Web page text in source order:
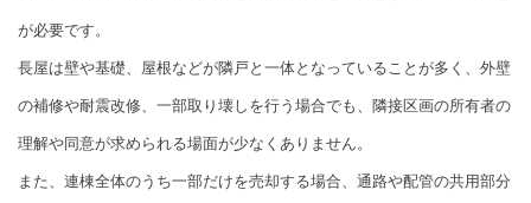
が必要です。
長屋は壁や基礎、屋根などが隣戸と一体となっていることが多く、外壁
の補修や耐震改修、一部取り壊しを行う場合でも、隣接区画の所有者の
理解や同意が求められる場面が少なくありません。
また、連棟全体のうち一部だけを売却する場合、通路や配管の共用部分